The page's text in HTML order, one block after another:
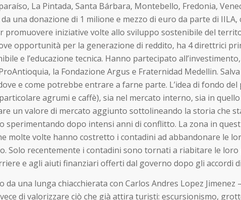
La Pintada, Santa Bárbara, Montebello, Fredonia,
una donazione di 1 milione e mezzo di euro da parte di
iniziative volte allo sviluppo sostenibile del
opportunità per la generazione di reddito, ha 4 direttrici
e l’educazione tecnica. Hanno partecipato
la Fondazione Argus e Fraternidad Medellin.
e come potrebbe entrare a farne parte. L’idea di fondo
agrumi e caffè), sia nel mercato interno, sia in
un valore di mercato aggiunto sottolineando la storia che
sperimentando dopo intensi anni di conflitto. La zona in
molte volte hanno costretto i contadini ad abbandonare le
Solo recentemente i contadini sono tornati a riabitare le
e agli aiuti finanziari offerti dal governo dopo gli accordi di
una lunga chiacchierata con Carlos Andres Lopez
di valorizzare ciò che già attira turisti: escursionismo,